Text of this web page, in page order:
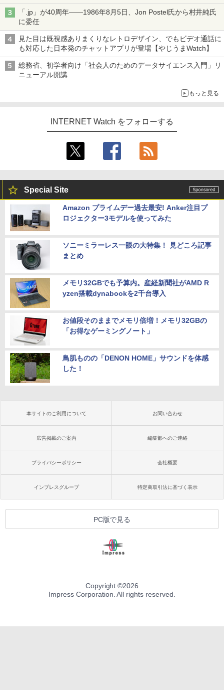
ル TIVIP」
「.jp」が40周年――1986年8月5日、Jon Postel氏から村井純氏
に委任
見た目は既視感ありまくりなレトロデザイン、でもビデオ通話に
も対応した日本発のチャットアプリが登場【やじうまWatch】
総務省、初学者向け「社会人のためのデータサイエンス入門」リ
ニューアル開講
もっと見る
INTERNET Watch をフォローする
Special Site
Amazon プライムデー過去最安! Anker注目プ
ロジェクター3モデルを使ってみた
ソニーミラーレス一眼の大特集！ 見どころ記事
まとめ
メモリ32GBでも予算内。産経新聞社がAMD R
yzen搭載dynabookを2千台導入
お値段そのままでメモリ倍増！メモリ32GBの
「お得なゲーミングノート」
鳥肌ものの「DENON HOME」サウンドを体感
した！
本サイトのご利用について お問い合わせ
広告掲載のご案内 編集部へのご連絡
プライバシーポリシー 会社概要
インプレスグループ 特定商取引法に基づく表示
PC版で見る
Copyright ©2026
Impress Corporation. All rights reserved.